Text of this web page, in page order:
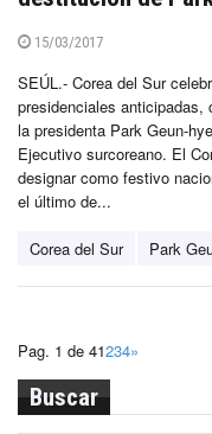
15/03/2017
SEÚL.- Corea del Sur
presidenciales
la presidenta Park Geun-
Ejecutivo surcoreano. El
designar como festivo
el último de...
Corea del Sur Park
Pag. 1 de 41234»
Buscar